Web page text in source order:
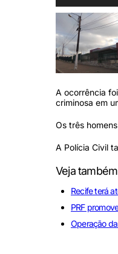
A ocorrência
criminosa em
Os três
A Polícia Civil
Veja
Recife terá
PRF
Operação